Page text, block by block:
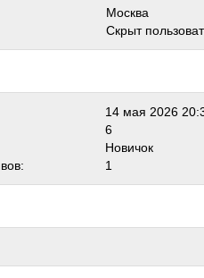
Москва
Скрыт
14 мая 2026
6
Новичок
1